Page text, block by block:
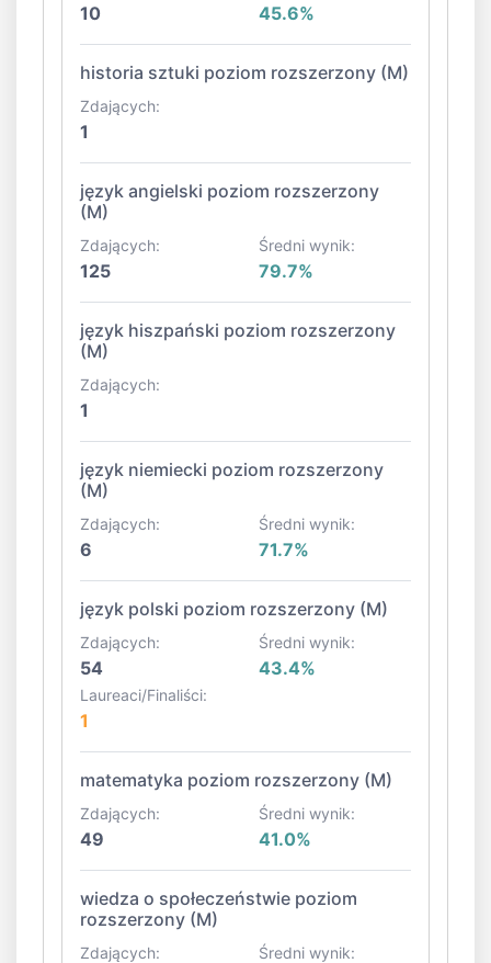
10 45.6%
historia sztuki poziom rozszerzony (M)
Zdających:
1
język angielski poziom rozszerzony
(M)
Zdających:
125
Średni wynik:
79.7%
język hiszpański poziom rozszerzony
(M)
Zdających:
1
język niemiecki poziom rozszerzony
(M)
Zdających:
6
Średni wynik:
71.7%
język polski poziom rozszerzony (M)
Zdających:
54
Średni wynik:
43.4%
Laureaci/Finaliści:
1
matematyka poziom rozszerzony (M)
Zdających:
49
Średni wynik:
41.0%
wiedza o społeczeństwie poziom
rozszerzony (M)
Zdających: Średni wynik: